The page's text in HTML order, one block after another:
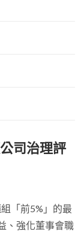
司治理評
「前5%」的最
、強化董事會職